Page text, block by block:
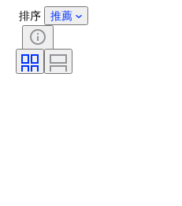
錶帶長度
錶殼直徑
排序 推薦